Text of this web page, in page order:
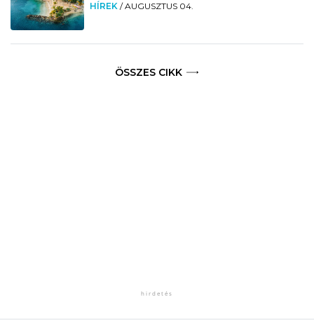
HÍREK /AUGUSZTUS 04.
ÖSSZES CIKK